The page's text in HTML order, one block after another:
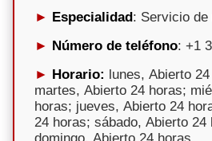
Especialidad : Servicio de
Número de teléfono: +1
Horario:
lunes, Abierto
martes, Abierto 24 horas;
horas; jueves, Abierto 24
24 horas; sábado, Abierto 24